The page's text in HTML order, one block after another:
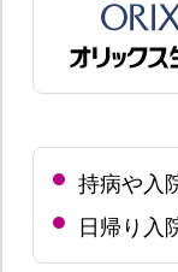
持病や入
日帰り入